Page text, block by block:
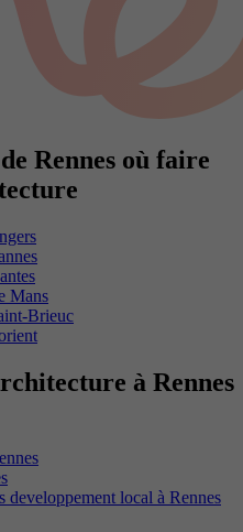
Rennes où faire
Mans
Brieuc
à Rennes
developpement local à Rennes